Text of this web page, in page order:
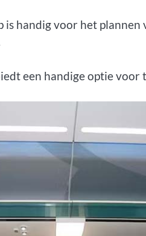
is handig voor het
een handige optie voor